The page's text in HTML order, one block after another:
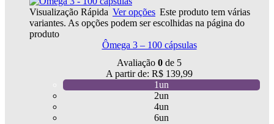
Visualização Rápida Ver opções Este produto tem várias
variantes. As opções podem ser escolhidas na página do
produto
Ômega 3 – 100 cápsulas
Avaliação 0 de 5
A partir de: R$ 139,99
1un
2un
4un
6un